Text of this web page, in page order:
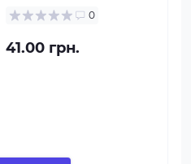
0
41.00 грн.